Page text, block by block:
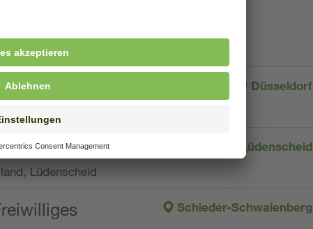
34 bis max. 38,5
Düsseldorf
Düsseldorf
Lüdenscheid
Lüdenscheid
Schieder-Schwalenberg